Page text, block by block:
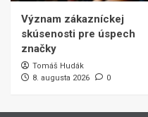
Význam zákazníckej
skúsenosti pre úspech
značky
Tomáš Hudák
8. augusta 2026
0